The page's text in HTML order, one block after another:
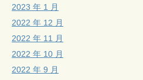
2023 年 1 月
2022 年 12 月
2022 年 11 月
2022 年 10 月
2022 年 9 月